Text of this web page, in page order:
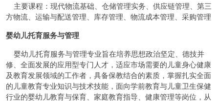
主要课程：现代物流基础、仓储管理实务、供应链管理、第三
方物流、运输与配送管理、库存管理、物流成本管理、采购管理
婴幼儿托育服务与管理
婴幼儿托育服务与管理专业旨在培养思想政治坚定、德技并
修、全面发展的应用型专门人才，适应市场需要的儿童身心健康
及教育发展领域的工作者，具备保教结合的素质，掌握扎实全面
的儿童教育专业知识与技术技能，面向学前教育与儿童卫生保健
行业的婴幼儿教育与保育、家庭教育指导、健康管理等岗位，从